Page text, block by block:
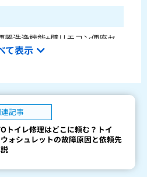
器洗浄機能+壁リモコン便座セ
TKS05301J
て表示
記事
トイレ修理はどこに頼む？トイ
ォシュレットの故障原因と依頼先